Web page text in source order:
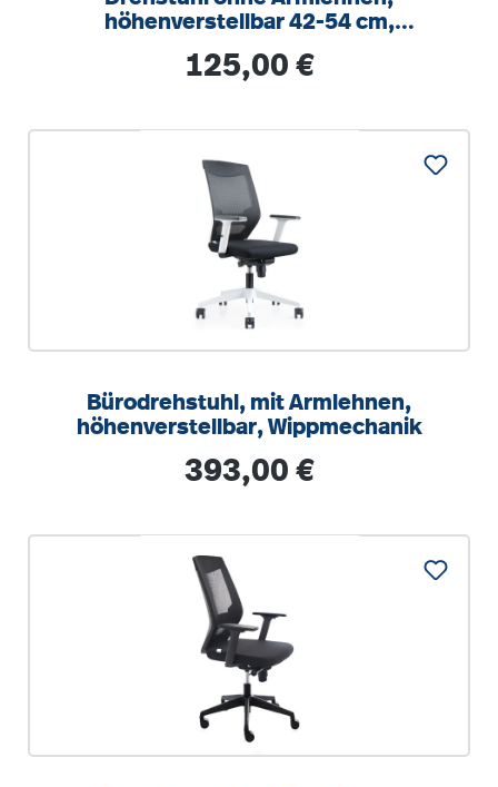
höhenverstellbar 42-54 cm,
Regulärer Preis:
125,00 €
Bürodrehstuhl, mit Armlehnen,
höhenverstellbar, Wippmechanik
Regulärer Preis:
393,00 €